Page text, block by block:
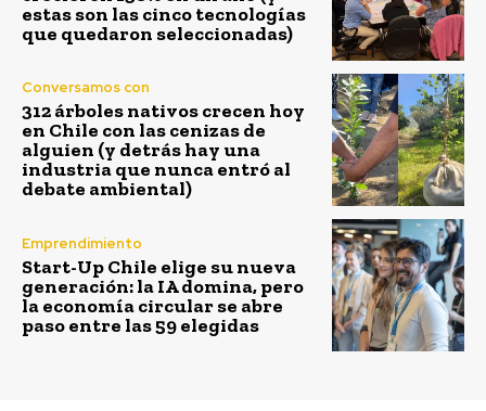
estas son las cinco tecnologías
que quedaron seleccionadas)
Conversamos con
312 árboles nativos crecen hoy
en Chile con las cenizas de
alguien (y detrás hay una
industria que nunca entró al
debate ambiental)
Emprendimiento
Start-Up Chile elige su nueva
generación: la IA domina, pero
la economía circular se abre
paso entre las 59 elegidas